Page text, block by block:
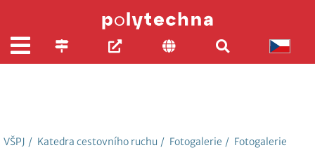
VŠPJ / Katedra cestovního ruchu / Fotogalerie / Fotogalerie